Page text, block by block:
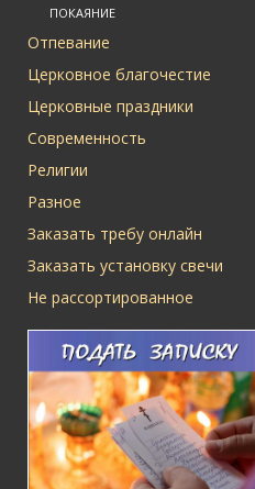
ПОКАЯНИЕ
Отпевание
Церковное благочестие
Церковные праздники
Современность
Религии
Разное
Заказать требу онлайн
Заказать установку свечи
Не рассортированное